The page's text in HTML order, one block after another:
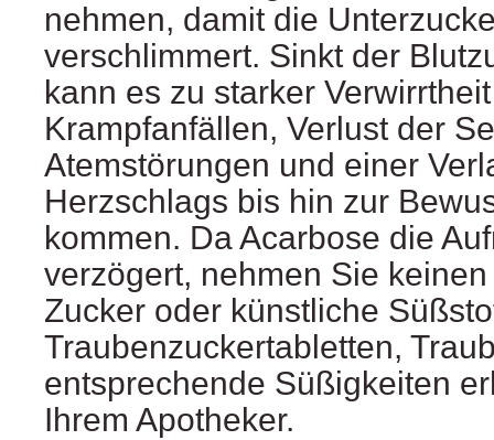
nehmen, damit die
verschlimmert. Sinkt der
kann es zu starker
Krampfanfällen, Verlust der
Atemstörungen und einer
Herzschlags bis hin zur
kommen. Da Acarbose die
verzögert, nehmen Sie
Zucker oder künstliche
Traubenzuckertabletten,
entsprechende Süßigkeiten
Ihrem Apotheker.